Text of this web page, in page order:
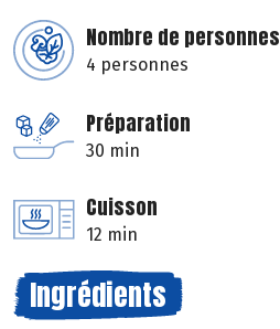
Nombre de personnes
4 personnes
Préparation
30 min
Cuisson
12 min
Ingrédients